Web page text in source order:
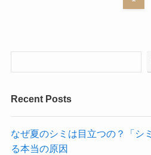
Recent Posts
なぜ夏のシミは目立つの？「シ
る本当の原因